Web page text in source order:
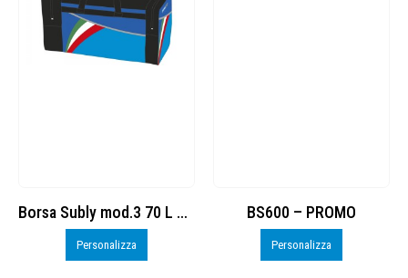
Borsa Subly mod.3 70 L cod. 8374965
Personalizza
BS600 – PROMO
Personalizza